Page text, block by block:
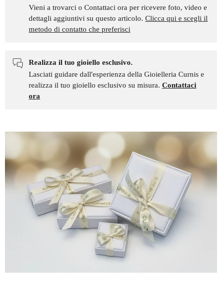
Vieni a trovarci o Contattaci ora per ricevere foto, video e
dettagli aggiuntivi su questo articolo. Clicca qui e scegli il
metodo di contatto che preferisci
Realizza il tuo gioiello esclusivo.
Lasciati guidare dall'esperienza della Gioielleria Curnis e
realizza il tuo gioiello esclusivo su misura. Contattaci
ora